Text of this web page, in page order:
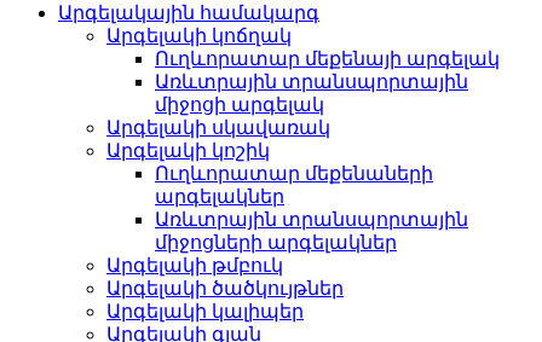
Արգելակային համակարգ
Արգելակի կոճղակ
Ուղևորատար մեքենայի արգելակ
Առևտրային տրանսպորտային
միջոցի արգելակ
Արգելակի սկավառակ
Արգելակի կոշիկ
Ուղևորատար մեքենաների
արգելակներ
Առևտրային տրանսպորտային
միջոցների արգելակներ
Արգելակի թմբուկ
Արգելակի ծածկույթներ
Արգելակի կալիպեր
Արգելակի գլան